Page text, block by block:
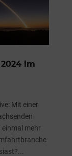
im
Mit einer
mehr